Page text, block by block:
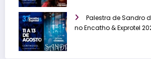
Palestra de Sandro
no Encatho & Exprotel